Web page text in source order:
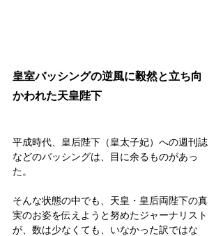
皇室バッシングの逆風に毅然と立ち向
かわれた天皇陛下
平成時代、皇后陛下（皇太子妃）への週刊誌
などのバッシングは、目に余るものがあっ
た。
そんな状態の中でも、天皇・皇后両陛下の真
実のお姿を伝えようと努めたジャーナリスト
が、数は少なくても、いなかった訳ではな